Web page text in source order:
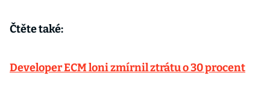
Čtěte také:
Developer ECM loni zmírnil ztrátu o 30 procent